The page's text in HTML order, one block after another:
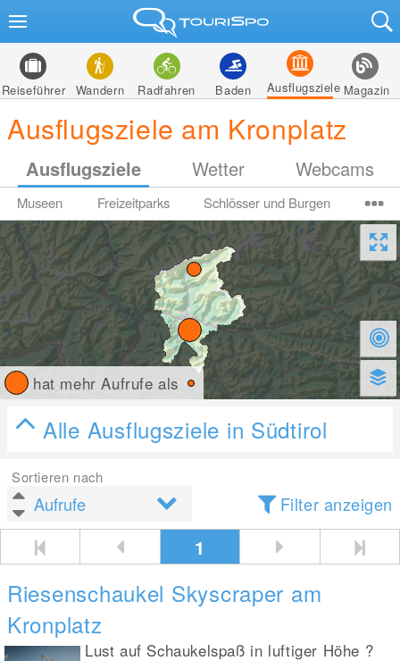
Reiseführer Wandern Radfahren Baden Ausflugsziele Magazin
Ausflugsziele am Kronplatz
Ausflugsziele Wetter Webcams
Museen Freizeitparks Schlösser und Burgen
hat mehr Aufrufe als
Alle Ausflugsziele in Südtirol
Sortieren nach
Filter anzeigen
1
Riesenschaukel Skyscraper am
Kronplatz
Lust auf Schaukelspaß in luftiger Höhe ?